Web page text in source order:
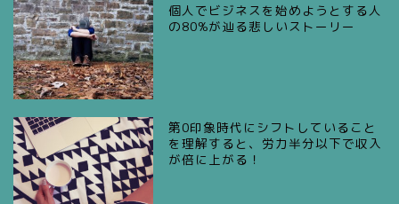
個人でビジネスを始めようとする人
の80%が辿る悲しいストーリー
第0印象時代にシフトしていること
を理解すると、労力半分以下で収入
が倍に上がる！